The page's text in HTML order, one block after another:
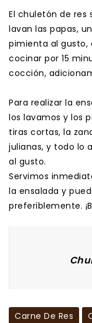
El chuletón de res
lavan las papas,
pimienta al gusto,
cocinar por 15
cocción,
Para realizar la
los lavamos y los
tiras cortas, la
julianas, y todo lo
al gusto.
Servimos
la ensalada y
preferiblemente.
Carne De Res